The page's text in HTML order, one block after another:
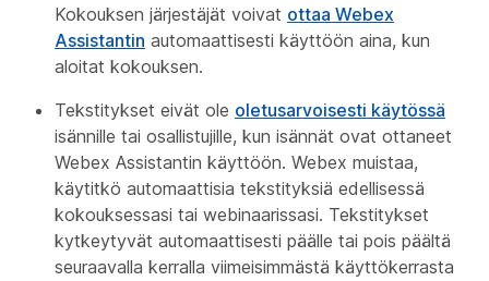
Kokouksen järjestäjät voivat ottaa Webex
Assistantin automaattisesti käyttöön aina, kun
aloitat kokouksen.
Tekstitykset eivät ole oletusarvoisesti käytössä
isännille tai osallistujille, kun isännät ovat ottaneet
Webex Assistantin käyttöön. Webex muistaa,
käytitkö automaattisia tekstityksiä edellisessä
kokouksessasi tai webinaarissasi. Tekstitykset
kytkeytyvät automaattisesti päälle tai pois päältä
seuraavalla kerralla viimeisimmästä käyttökerrasta